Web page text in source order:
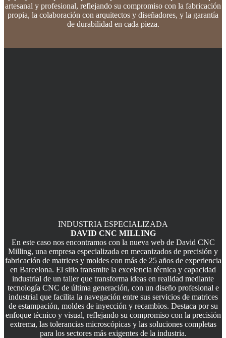
artesanal y profesional, reflejando su compromiso con la fabricación
propia, la colaboración con arquitectos y diseñadores, y la garantía
de durabilidad en cada pieza.
INDUSTRIA ESPECIALIZADA
DAVID CNC MILLING
En este caso nos encontramos con la nueva web de David CNC
Milling, una empresa especializada en mecanizados de precisión y
fabricación de matrices y moldes con más de 25 años de experiencia
en Barcelona. El sitio transmite la excelencia técnica y capacidad
industrial de un taller que transforma ideas en realidad mediante
tecnología CNC de última generación, con un diseño profesional e
industrial que facilita la navegación entre sus servicios de matrices
de estampación, moldes de inyección y recambios. Destaca por su
enfoque técnico y visual, reflejando su compromiso con la precisión
extrema, las tolerancias microscópicas y las soluciones completas
para los sectores más exigentes de la industria.